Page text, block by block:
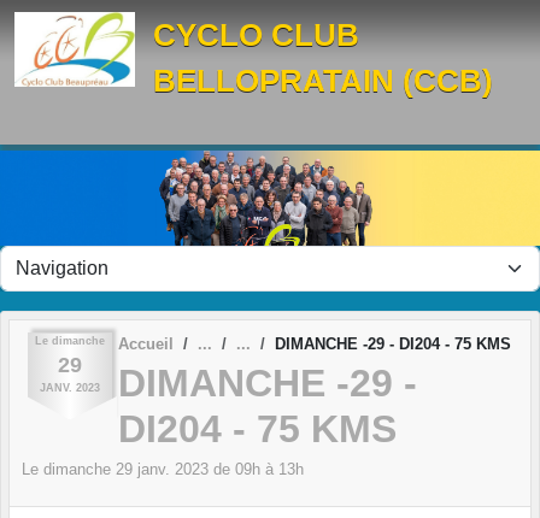
CYCLO CLUB
BELLOPRATAIN (CCB)
Le dimanche
29
JANV. 2023
Accueil DIMANCHE -29 - DI204 - 75 KMS
DIMANCHE -29 -
DI204 - 75 KMS
Le dimanche 29 janv. 2023 de 09h à 13h
Panneau de gestion des cookies